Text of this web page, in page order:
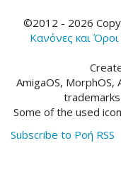
©2012 - 2026
Κανόνες και
AmigaOS,
Some of the used
Subscribe to Ροή RSS